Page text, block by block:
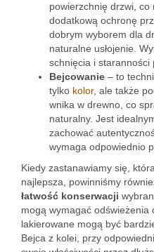
powierzchnię drzwi, co
dodatkową ochronę
dobrym wyborem dla
naturalne usłojenie.
schnięcia i staranności
Bejcowanie – to
tylko kolor, ale także
wnika w drewno, co
naturalny. Jest
zachować
wymaga odpowiednio
Kiedy zastanawiamy się,
najlepsza, powinniśmy
łatwość konserwacji
mogą wymagać odświeżenia
lakierowane mogą być
Bejca z kolei, przy